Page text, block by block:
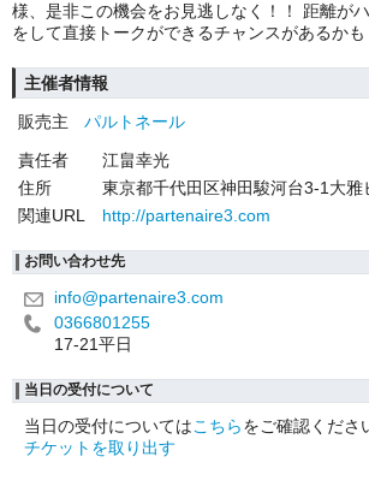
様、是非この機会をお見逃しなく！！ 距離が
をして直接トークができるチャンスがあるかも
主催者情報
販売主
パルトネール
責任者
江畠幸光
住所
東京都千代田区神田駿河台3-1大雅
関連URL
http://partenaire3.com
お問い合わせ先
info@partenaire3.com
0366801255
17-21平日
当日の受付について
当日の受付についてはこちらをご確認くださ
チケットを取り出す